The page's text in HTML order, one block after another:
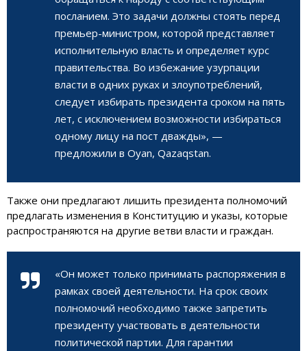
посланием. Это задачи должны стоять перед
премьер-министром, которой представляет
исполнительную власть и определяет курс
правительства. Во избежание узурпации
власти в одних руках и злоупотреблений,
следует избирать президента сроком на пять
лет, с исключением возможности избираться
одному лицу на пост дважды», —
предложили в Oyan, Qazaqstan.
Также они предлагают лишить президента полномочий
предлагать изменения в Конституцию и указы, которые
распространяются на другие ветви власти и граждан.
«Он может только принимать распоряжения в
рамках своей деятельности. На срок своих
полномочий необходимо также запретить
президенту участвовать в деятельности
политической партии. Для гарантии